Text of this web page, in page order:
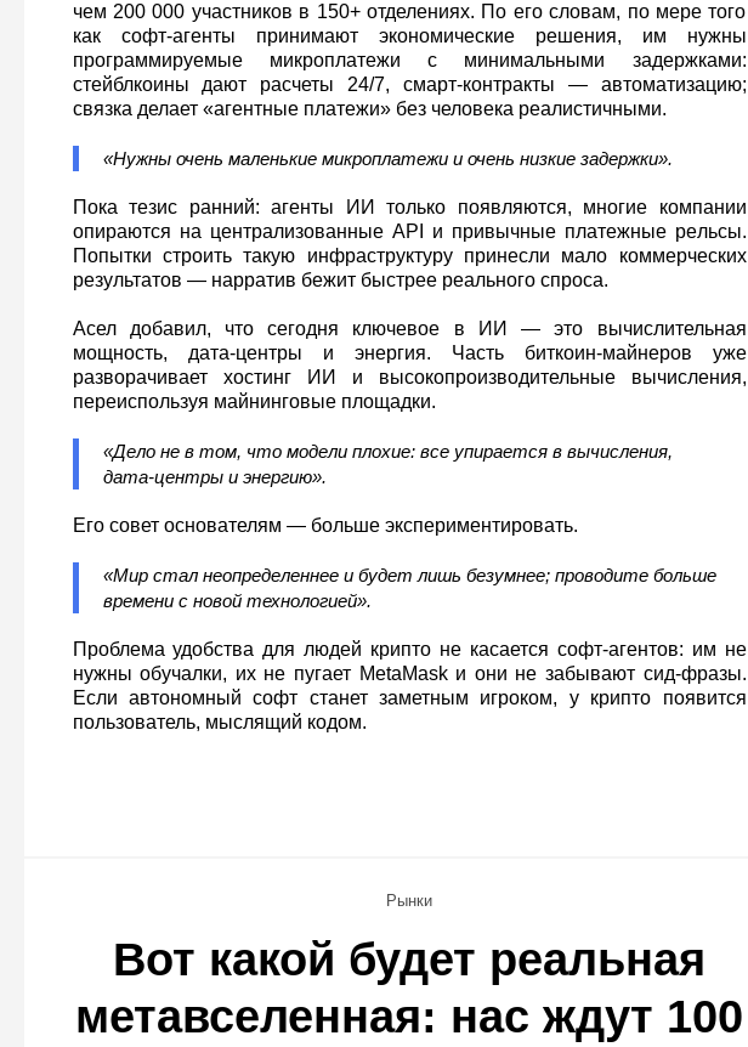
чем 200 000 участников в 150+ отделениях. По его словам, по мере того
как софт‑агенты принимают экономические решения, им нужны
программируемые микроплатежи с минимальными задержками:
стейблкоины дают расчеты 24/7, смарт‑контракты — автоматизацию;
связка делает «агентные платежи» без человека реалистичными.
«Нужны очень маленькие микроплатежи и очень низкие задержки».
Пока тезис ранний: агенты ИИ только появляются, многие компании
опираются на централизованные API и привычные платежные рельсы.
Попытки строить такую инфраструктуру принесли мало коммерческих
результатов — нарратив бежит быстрее реального спроса.
Асел добавил, что сегодня ключевое в ИИ — это вычислительная
мощность, дата‑центры и энергия. Часть биткоин‑майнеров уже
разворачивает хостинг ИИ и высокопроизводительные вычисления,
переиспользуя майнинговые площадки.
«Дело не в том, что модели плохие: все упирается в вычисления,
дата‑центры и энергию».
Его совет основателям — больше экспериментировать.
«Мир стал неопределеннее и будет лишь безумнее; проводите больше
времени с новой технологией».
Проблема удобства для людей крипто не касается софт‑агентов: им не
нужны обучалки, их не пугает MetaMask и они не забывают сид‑фразы.
Если автономный софт станет заметным игроком, у крипто появится
пользователь, мыслящий кодом.
Рынки
Вот какой будет реальная
метавселенная: нас ждут 100